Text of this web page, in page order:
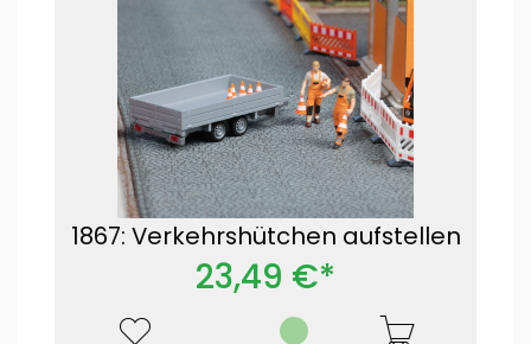
1867: Verkehrshütchen aufstellen
23,49 €*